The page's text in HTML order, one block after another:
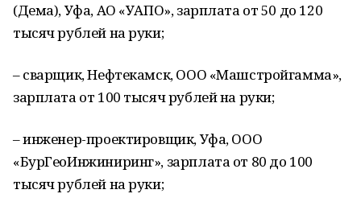
(Дема), Уфа, АО «УАПО», зарплата от 50 до 120
тысяч рублей на руки;
– сварщик, Нефтекамск, ООО «Машстройгамма»,
зарплата от 100 тысяч рублей на руки;
– инженер-проектировщик, Уфа, ООО
«БурГеоИнжиниринг», зарплата от 80 до 100
тысяч рублей на руки;